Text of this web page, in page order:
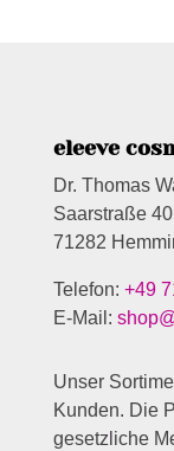
eleeve
Dr. Thomas
Saarstraße 40
71282
Telefon: +49
E-Mail:
Unser
Kunden. Die
gesetzliche